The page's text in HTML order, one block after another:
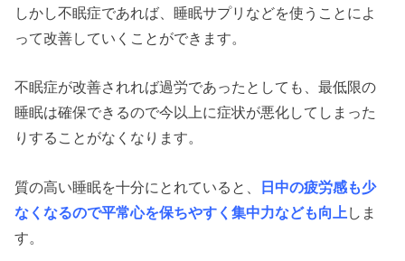
しかし不眠症であれば、睡眠サプリなどを使うことによ
って改善していくことができます。
不眠症が改善されれば過労であったとしても、最低限の
睡眠は確保できるので今以上に症状が悪化してしまった
りすることがなくなります。
質の高い睡眠を十分にとれていると、
日中の疲労感も少
なくなるので平常心を保ちやすく集中力なども向上 しま
す。